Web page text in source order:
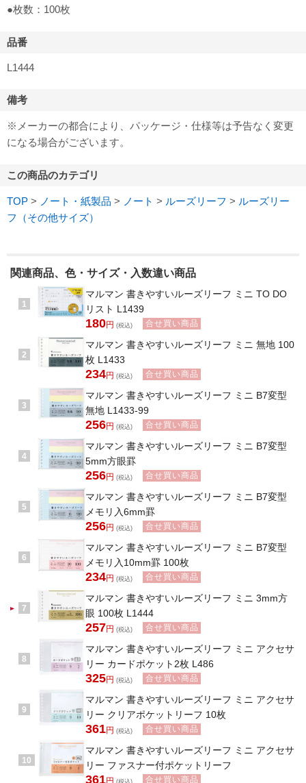
●枚数：100枚
品番
L1444
備考
※メーカーの都合により、パッケージ・仕様等は予告なく変更
になる場合がございます。
この商品のカテゴリ
TOP > ノート・紙製品 > ノート > ルーズリーフ > ルーズリー
フ（その他サイズ）
関連商品、色・サイズ・入数違い商品
1
マルマン 書きやすいルーズリーフ ミニ TO DO
リスト L1439
180円 (税込) 合せ買い商品
2
マルマン 書きやすいルーズリーフ ミニ 無地 100
枚 L1433
234円 (税込) 合せ買い商品
3
マルマン 書きやすいルーズリーフ ミニ B7変型
無地 L1433-99
256円 (税込) 合せ買い商品
4
マルマン 書きやすいルーズリーフ ミニ B7変型
5mm方眼罫
256円 (税込) 合せ買い商品
5
マルマン 書きやすいルーズリーフ ミニ B7変型
メモリ入6mm罫
256円 (税込) 合せ買い商品
6
マルマン 書きやすいルーズリーフ ミニ B7変型
メモリ入10mm罫 100枚
234円 (税込) 合せ買い商品
7
マルマン 書きやすいルーズリーフ ミニ 3mm方
眼 100枚 L1444
257円 (税込) 合せ買い商品
8
マルマン 書きやすいルーズリーフ ミニ アクセサ
リー カードポケット2枚 L486
325円 (税込) 合せ買い商品
9
マルマン 書きやすいルーズリーフ ミニ アクセサ
リー クリアポケットリーフ 10枚
361円 (税込) 合せ買い商品
10
マルマン 書きやすいルーズリーフ ミニ アクセサ
リー ファスナー付ポケットリーフ
361 合せ買い商品